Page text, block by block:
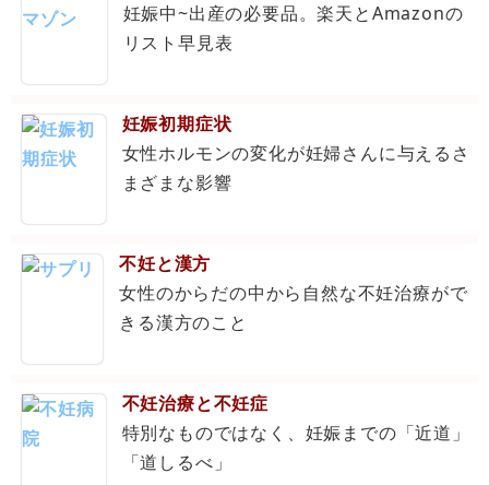
妊娠中~出産の必要品。楽天とAmazonの
リスト早見表
妊娠初期症状
女性ホルモンの変化が妊婦さんに与えるさ
まざまな影響
不妊と漢方
女性のからだの中から自然な不妊治療がで
きる漢方のこと
不妊治療と不妊症
特別なものではなく、妊娠までの「近道」
「道しるべ」